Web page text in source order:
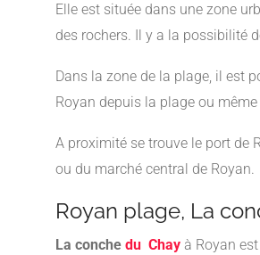
Elle est située dans une zone
des rochers. Il y a la possibilité
Dans la zone de la plage, il est
Royan depuis la plage ou
A proximité se trouve le port de
ou du marché central de Royan.
Royan plage, La
La conche du Chay à Royan